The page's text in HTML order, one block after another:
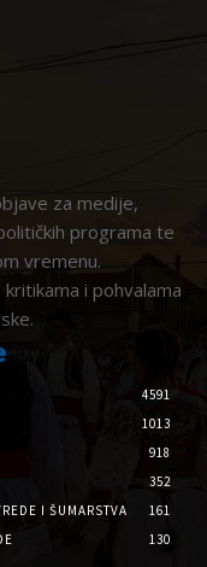
za medije,
programa te
vremenu.
i pohvalama
4591
1013
918
352
I ŠUMARSTVA
161
130